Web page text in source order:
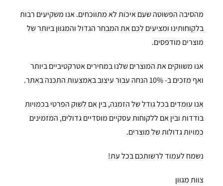
מהסיבה הפשוטה שעם איכות לא מתווכחים. אנו משקיעים רבות
בלקוחותינו ומציעים לכם את המבחר הגדול והמגוון ביותר של
מוצרים מודפסים.
אנו משווקים את המוצרים שלנו במחירים אטרקטיביים ביותר
ואף מזכים ב- 10% הנחה עבור עיצוב באמצעות התכנה באתר.
אנו עומדים בכל גודל של הזמנה, בין אם לשוק הפרטי בכמויות
בודדות ובין אם ללקוחות עסקיים מוסדיים גדולים, המזמינים
כמויות גדולות של מוצרים.
נשמח לעמוד לרשותכם בכל עת!
צוות מגוון